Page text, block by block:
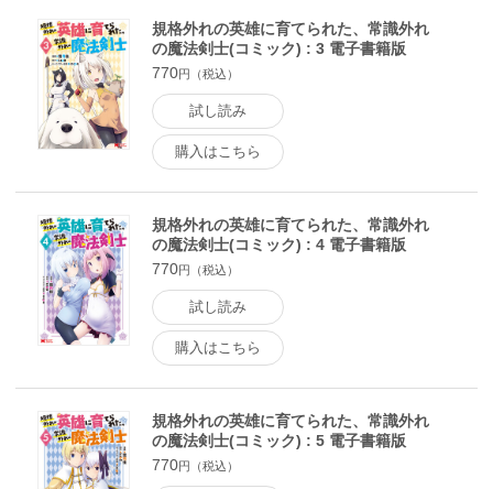
規格外れの英雄に育てられた、常識外れ
の魔法剣士(コミック) : 3 電子書籍版
770円（税込）
試し読み
購入はこちら
規格外れの英雄に育てられた、常識外れ
の魔法剣士(コミック) : 4 電子書籍版
770円（税込）
試し読み
購入はこちら
規格外れの英雄に育てられた、常識外れ
の魔法剣士(コミック) : 5 電子書籍版
770円（税込）